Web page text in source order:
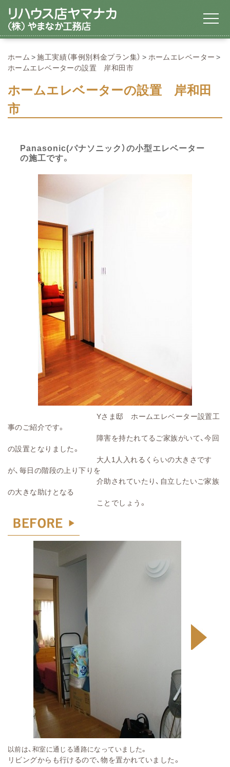
ホーム 施工実績（事例別料金プラン集）
ホームエレベーター
ホームエレベーターの設置 岸和田市
ホームエレベーターの設置 岸和田
市
Panasonic(パナソニック）の小型エレベーター
の施工です。
Yさま邸 ホームエレベーター設置工
事のご紹介です。
障害を持たれてるご家族がいて、今回
の設置となりました。
大人1人入れるくらいの大きさです
が、毎日の階段の上り下りを
介助されていたり、自立したいご家族
の大きな助けとなる
ことでしょう。
以前は、和室に通じる通路になっていました。
リビングからも行けるので、物を置かれていました。